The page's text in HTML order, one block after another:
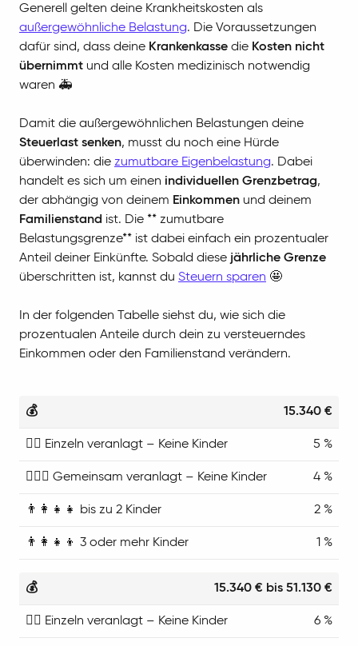
Generell gelten deine Krankheitskosten als
außergewöhnliche Belastung. Die Voraussetzungen
dafür sind, dass deine Krankenkasse die Kosten nicht
übernimmt und alle Kosten medizinisch notwendig
waren 🚑
Damit die außergewöhnlichen Belastungen deine
Steuerlast senken, musst du noch eine Hürde
überwinden: die zumutbare Eigenbelastung. Dabei
handelt es sich um einen individuellen Grenzbetrag,
der abhängig von deinem Einkommen und deinem
Familienstand ist. Die ** zumutbare
Belastungsgrenze** ist dabei einfach ein prozentualer
Anteil deiner Einkünfte. Sobald diese jährliche Grenze
überschritten ist, kannst du Steuern sparen 🤩
In der folgenden Tabelle siehst du, wie sich die
prozentualen Anteile durch dein zu versteuerndes
Einkommen oder den Familienstand verändern.
15.340 €
5 %
4 %
2 %
1 %
15.340 € bis 51.130 €
6 %